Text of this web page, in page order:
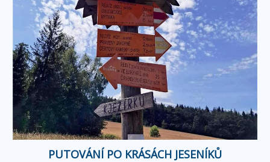
PUTOVÁNÍ PO KRÁSÁCH JESENÍKŮ